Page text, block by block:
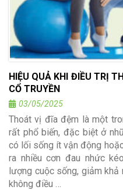
HIỆU QUẢ KHI ĐIỀU TRỊ
CỔ TRUYỀN
03/05/2025
Thoát vị đĩa đệm là một
rất phổ biến, đặc biệt ở
có lối sống ít vận động
ra nhiều cơn đau nhức
lượng cuộc sống, giảm khả
không điều …